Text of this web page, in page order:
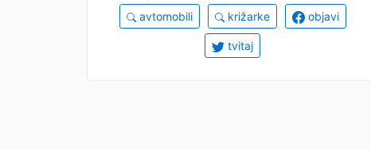
avtomobili križarke objavi
tvitaj